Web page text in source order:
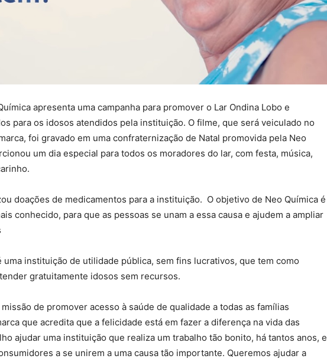
apresenta uma campanha para promover o Lar Ondina Lobo e
para os idosos atendidos pela instituição. O filme, que será veiculado no
foi gravado em uma confraternização de Natal promovida pela Neo
um dia especial para todos os moradores do lar, com festa, música,
doações de medicamentos para a instituição. O objetivo de Neo Química é
conhecido, para que as pessoas se unam a essa causa e ajudem a ampliar
uma instituição de utilidade pública, sem fins lucrativos, que tem como
gratuitamente idosos sem recursos.
de promover acesso à saúde de qualidade a todas as famílias
que acredita que a felicidade está em fazer a diferença na vida das
ajudar uma instituição que realiza um trabalho tão bonito, há tantos anos, e
a se unirem a uma causa tão importante. Queremos ajudar a